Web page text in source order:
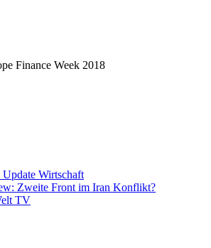
Finance Week 2018
Wirtschaft
Zweite Front im Iran Konflikt?
TV